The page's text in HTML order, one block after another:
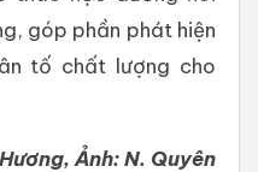
góp phần phát hiện
tố chất lượng cho
Ảnh: N. Quyên